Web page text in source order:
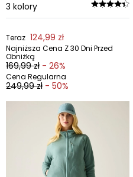
3 kolory
Teraz 124,99 zł
Najniższa Cena Z 30 Dni Przed
Obniżką
169,99 zł - 26%
Cena Regularna
249,99 zł - 50%